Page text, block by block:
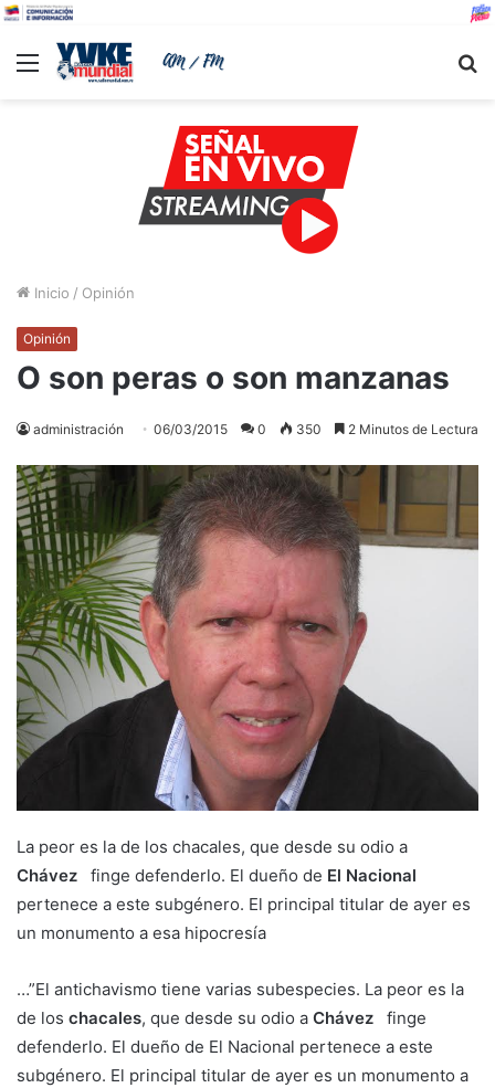
Menu
Inicio / Opinión
Opinión
O son peras o son manzanas
administración 06/03/2015 0 350 2 Minutos de Lectura
La peor es la de los chacales, que desde su odio a
Chávez finge defenderlo. El dueño de El Nacional
pertenece a este subgénero. El principal titular de ayer es
un monumento a esa hipocresía
…”El antichavismo tiene varias subespecies. La peor es la
de los chacales, que desde su odio a Chávez
finge
defenderlo. El dueño de El Nacional pertenece a este
subgénero. El principal titular de ayer es un monumento a